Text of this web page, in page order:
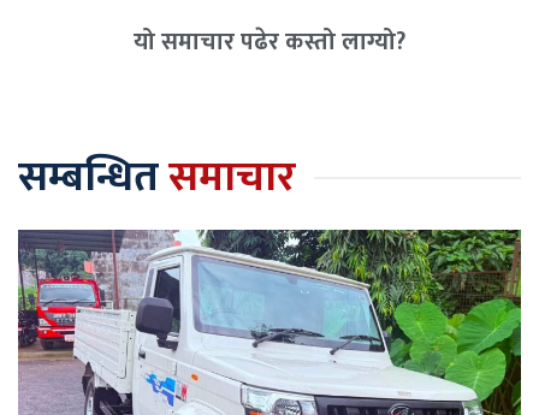
यो समाचार पढेर कस्तो लाग्यो?
सम्बन्धितसमाचार